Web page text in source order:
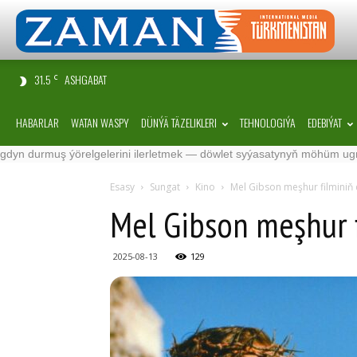
31.5 C ASHGABAT
HABARLAR WATAN WASPY DÜNÝÄ TÄZELIKLERI TEHNOLOGIÝA EDEBIÝAT
ýörelgelerini ilerletmek — döwlet syýasatynyň möhüm ugry ·
Esasy Sungat Kino Mel Gibson meşhur
Mel Gibson
2025-08-13 129